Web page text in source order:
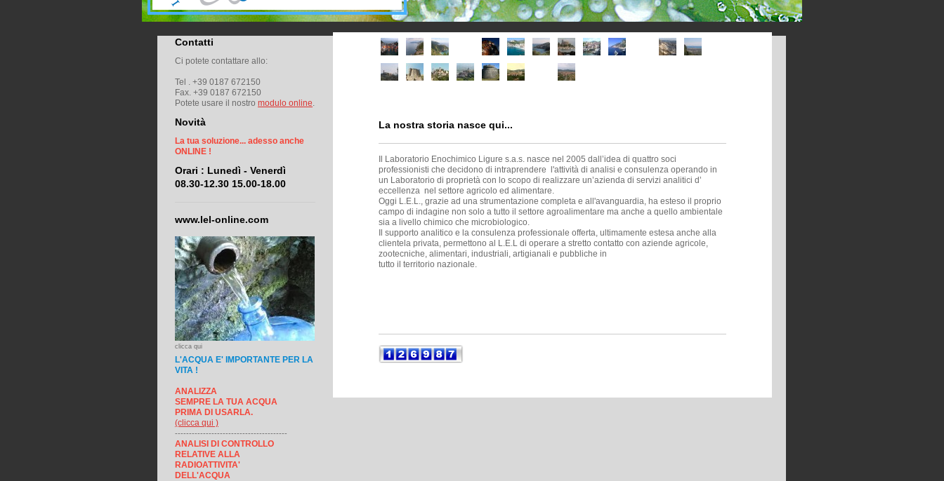
Contatti
Ci potete contattare allo:
Tel . +39 0187 672150
Fax. +39 0187 672150
Potete usare il nostro modulo online.
Novità
La tua soluzione... adesso anche
ONLINE !
Orari : Lunedì - Venerdì
08.30-12.30 15.00-18.00
www.lel-online.com
clicca qui
L'ACQUA E' IMPORTANTE PER LA
VITA !
ANALIZZA
SEMPRE LA TUA ACQUA
PRIMA DI USARLA.
(clicca qui )
----------------------------------------
ANALISI DI CONTROLLO
RELATIVE ALLA
RADIOATTIVITA'
DELL'ACQUA
La nostra storia nasce qui...
Il Laboratorio Enochimico Ligure s.a.s. nasce nel 2005 dall’idea di quattro soci
professionisti che decidono di intraprendere l'attività di analisi e consulenza operando in
un Laboratorio di proprietà con lo scopo di realizzare un’azienda di servizi analitici d’
eccellenza nel settore agricolo ed alimentare.
Oggi L.E.L., grazie ad una strumentazione completa e all'avanguardia, ha esteso il proprio
campo di indagine non solo a tutto il settore agroalimentare ma anche a quello ambientale
sia a livello chimico che microbiologico.
Il supporto analitico e la consulenza professionale offerta, ultimamente estesa anche alla
clientela privata, permettono al L.E.L di operare a stretto contatto con aziende agricole,
zootecniche, alimentari, industriali, artigianali e pubbliche in
tutto il territorio nazionale.